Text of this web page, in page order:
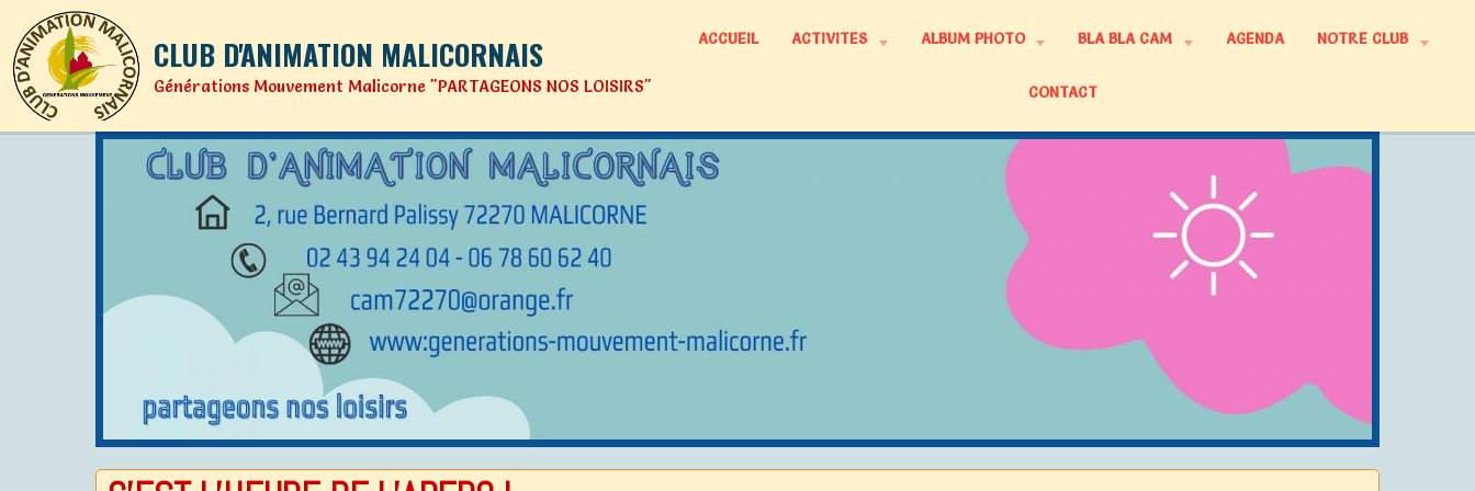
CLUB D'ANIMATION MALICORNAIS
Générations Mouvement Malicorne "PARTAGEONS NOS LOISIRS"
ACCUEIL ACTIVITES ALBUM PHOTO BLA BLA CAM AGENDA NOTRE CLUB
CONTACT